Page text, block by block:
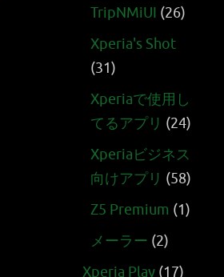
TripNMiUI (26)
Xperia's Shot
(31)
Xperiaで使用し
てるアプリ (24)
Xperiaビジネス
向けアプリ (58)
Z5 Premium (1)
メーラー (2)
Xperia Play (17)